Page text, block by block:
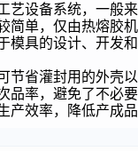
艺设备系统，一般
单，仅由热熔胶
具的设计、开发
省灌封用的外壳以
率，避免了不必要
效率，降低产成